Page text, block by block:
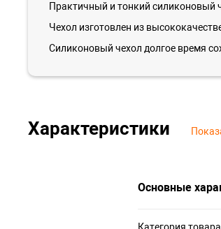
Практичный и тонкий силиконовый
Чехол изготовлен из
Силиконовый чехол долгое время
Характеристики
Основные